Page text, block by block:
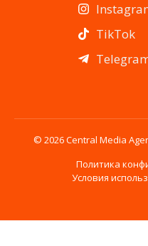
TikTok
© 2026 Central Media
Политика
Условия